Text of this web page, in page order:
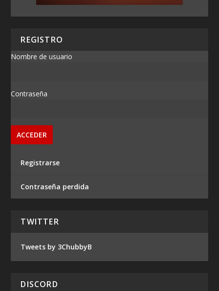
REGISTRO
Nombre de usuario
Contraseña
Registrarse
Contraseña perdida
TWITTER
Tweets by 3ChubbyB
DISCORD